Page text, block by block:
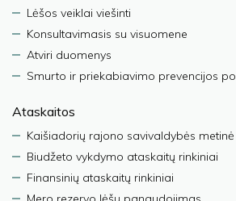
Lėšos veiklai viešinti
Konsultavimasis su visuomene
Atviri duomenys
Smurto ir priekabiavimo prevencijos
Ataskaitos
Kaišiadorių rajono savivaldybės
Biudžeto vykdymo ataskaitų rinkiniai
Finansinių ataskaitų rinkiniai